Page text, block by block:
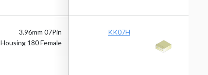
KK07H
3.96mm 07Pin
Housing 180 Female